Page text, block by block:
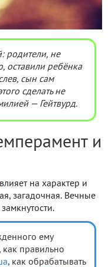
родители, не
оставили ребёнка
сын сам
сделать не
— Гейтвурд.
и
влияет на характер и
загадочная. Вечные
ему
как правильно
, как обрабатывать